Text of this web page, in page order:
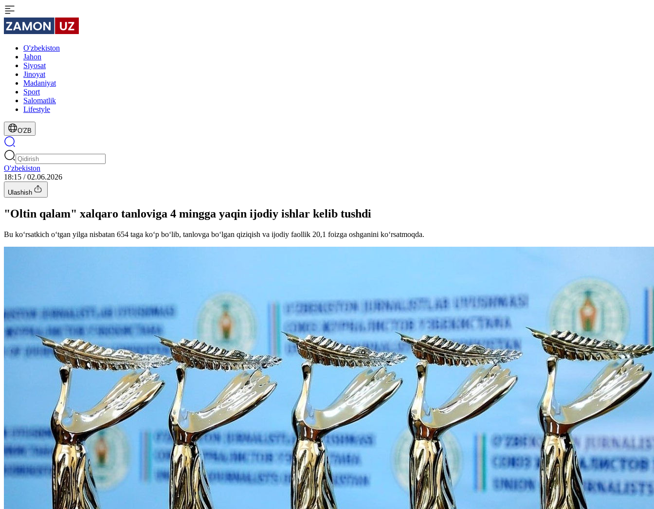
O'zbekiston
Jahon
Siyosat
Jinoyat
Madaniyat
Sport
Salomatlik
Lifestyle
O'ZB
O'zbekiston
18:15 / 02.06.2026
Ulashish
"Oltin qalam" xalqaro tanloviga 4 mingga yaqin ijodiy ishlar kelib tushdi
Bu ko‘rsatkich o‘tgan yilga nisbatan 654 taga ko‘p bo‘lib, tanlovga bo‘lgan qiziqish va ijodiy faollik 20,1 foizga oshganini ko‘rsatmoqda.